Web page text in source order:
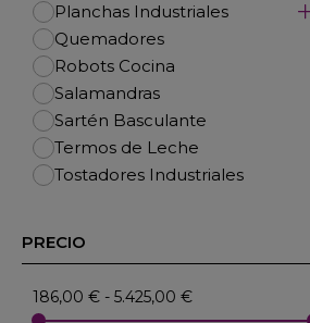
Planchas Industriales
Quemadores
Robots Cocina
Salamandras
Sartén Basculante
Termos de Leche
Tostadores Industriales
PRECIO
186,00 € - 5.425,00 €